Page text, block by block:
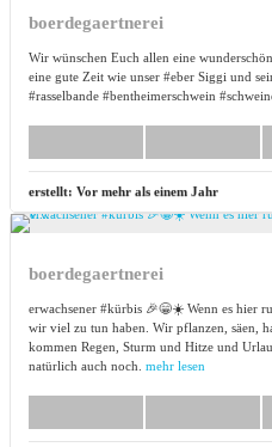
boerdegaertnerei
Wir wünschen Euch allen eine
eine gute Zeit wie unser #eber Siggi und
#rasselbande #bentheimerschwein
erstellt: Vor mehr als einem Jahr
boerdegaertnerei
erwachsener #kürbis 🎉😁☀️ Wenn es hier
wir viel zu tun haben. Wir pflanzen, säen,
kommen Regen, Sturm und Hitze und
natürlich auch noch. mehr lesen